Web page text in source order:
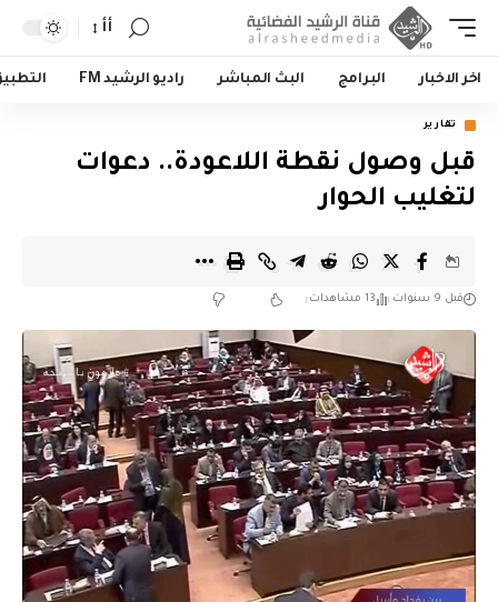
أأ
اخر الاخبار البرامج البث المباشر راديو الرشيد FM
تقارير
قبل وصول نقطة اللاعودة.. دعوات
لتغليب الحوار
قبل 9 سنوات 13 مشاهدات